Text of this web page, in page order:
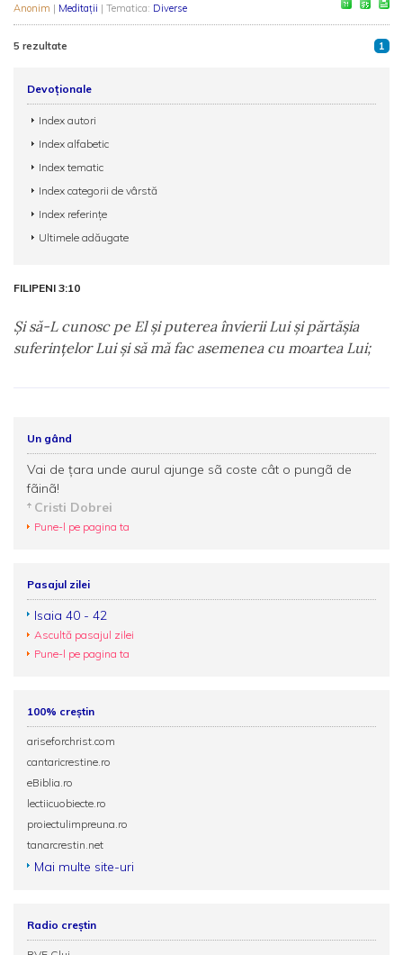
Anonim | Meditații | Tematica: Diverse
5 rezultate 1
Devoționale
Index autori
Index alfabetic
Index tematic
Index categorii de vârstă
Index referințe
Ultimele adăugate
FILIPENI 3:10
Şi să-L cunosc pe El şi puterea învierii Lui şi părtăşia
suferinţelor Lui şi să mă fac asemenea cu moartea Lui;
Un gând
Vai de ţara unde aurul ajunge sã coste cât o pungã de
fãinã!
Cristi Dobrei
Pune-l pe pagina ta
Pasajul zilei
Isaia 40 - 42
Ascultă pasajul zilei
Pune-l pe pagina ta
100% creștin
ariseforchrist.com
cantaricrestine.ro
eBiblia.ro
lectiicuobiecte.ro
proiectulimpreuna.ro
tanarcrestin.net
Mai multe site-uri
Radio creștin